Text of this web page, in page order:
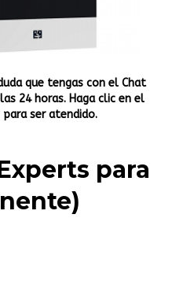
que tengas con el Chat
24 horas. Haga clic en el
ser atendido.
para